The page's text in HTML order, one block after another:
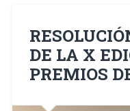
DE LA X
PREMIOS